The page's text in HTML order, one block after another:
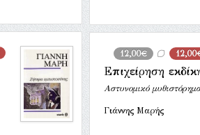
12,00€
Επιχείρηση
Αστυνομικό
Γιάννης Μαρής